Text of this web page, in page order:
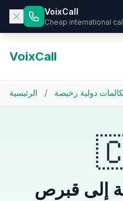
VoixCall
Cheap international
VoixCall
الرئيسية / دولية رخيصة
إلى قبرص